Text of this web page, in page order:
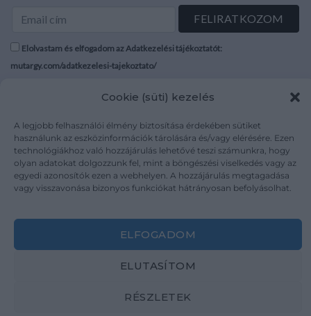
Cookie (süti) kezelés
A legjobb felhasználói élmény biztosítása érdekében sütiket
használunk az eszközinformációk tárolására és/vagy elérésére. Ezen
technológiákhoz való hozzájárulás lehetővé teszi számunkra, hogy
olyan adatokat dolgozzunk fel, mint a böngészési viselkedés vagy az
egyedi azonosítók ezen a webhelyen. A hozzájárulás megtagadása
vagy visszavonása bizonyos funkciókat hátrányosan befolyásolhat.
ELFOGADOM
ELUTASÍTOM
RÉSZLETEK
Elolvastam és elfogadom az Adatkezelési tájékoztatót:
mutargy.com/adatkezelesi-tajekoztato/
Karrier
Kapcsolat
Áraink
Adatvédelem
Impresszum
Copyright 2026 ©Mutargy.com